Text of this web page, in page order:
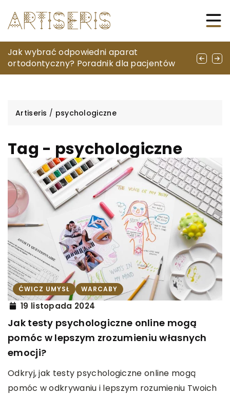
Innowacyjne podejścia do kampanii
outdoorowych w przestrzeni miejskiej
Jak wybrać odpowiedni aparat
ortodontyczny? Poradnik dla pacjentów
Jak wybrać odpowiednią szafę rackową dla
swojego biznesu?
Artiseris / psychologiczne
Tag - psychologiczne
ĆWICZ UMYSŁ WARCABY
19 listopada 2024
Jak testy psychologiczne online mogą
pomóc w lepszym zrozumieniu własnych
emocji?
Odkryj, jak testy psychologiczne online mogą
pomóc w odkrywaniu i lepszym rozumieniu Twoich